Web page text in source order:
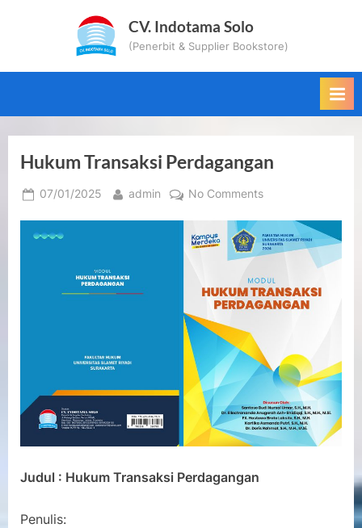
CV. Indotama Solo
(Penerbit & Supplier Bookstore)
Hukum Transaksi Perdagangan
Posted
07/01/2025 By
admin No Commentson
Transaksi
Perdagangan
Judul : Hukum Transaksi Perdagangan
Penulis: